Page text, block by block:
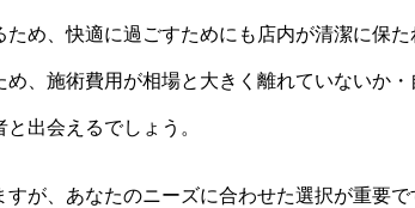
め、快適に過ごすためにも店内が清潔に保
、施術費用が相場と大きく離れていないか
出会えるでしょう。
が、あなたのニーズに合わせた選択が重要で